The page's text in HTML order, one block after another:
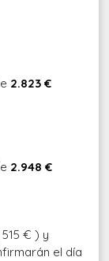
2.823 €
2.948 €
€ ) y
el día